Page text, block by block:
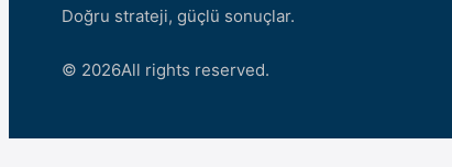
Doğru strateji, güçlü sonuçlar.
© 2026All rights reserved.